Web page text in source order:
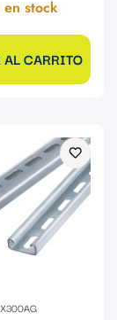
stock
CARRITO